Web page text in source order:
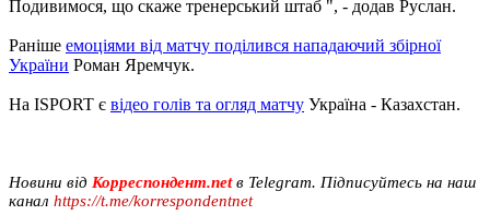
Подивимося, що скаже тренерський штаб ", - додав Руслан.
Раніше емоціями від матчу поділився нападаючий збірної
України Роман Яремчук.
На ISPORT є відео голів та огляд матчу Україна - Казахстан.
Новини від Корреспондент.netв Telegram. Підписуйтесь на наш
канал https://t.me/korrespondentnet